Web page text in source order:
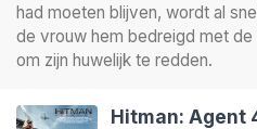
had moeten blijven, wordt al
de vrouw hem bedreigd met de
om zijn huwelijk te redden.
Hitman: Agent